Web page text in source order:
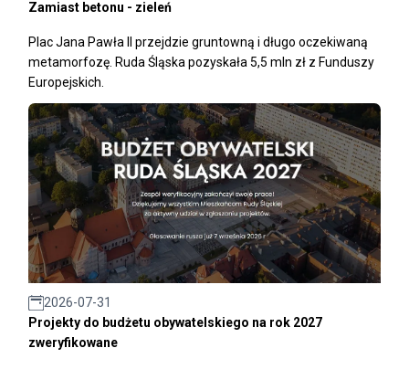
Zamiast betonu - zieleń
Plac Jana Pawła II przejdzie gruntowną i długo oczekiwaną
metamorfozę. Ruda Śląska pozyskała 5,5 mln zł z Funduszy
Europejskich.
2026-07-31
Projekty do budżetu obywatelskiego na rok 2027
zweryfikowane